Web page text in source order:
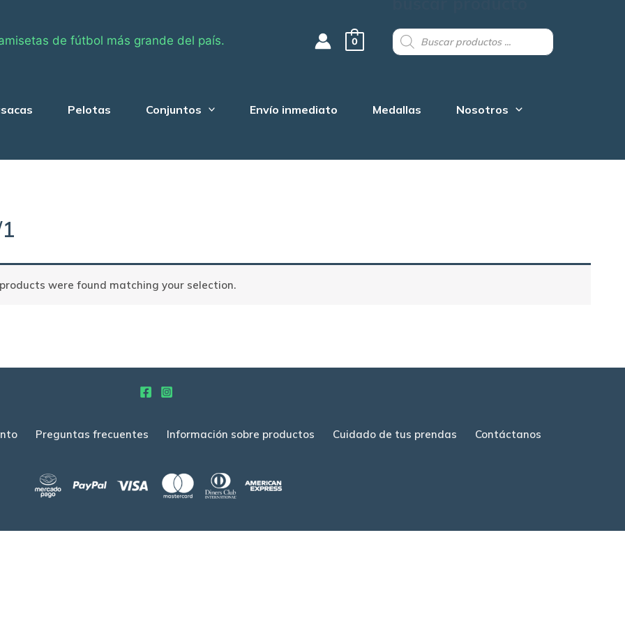
de fútbol más grande del país. 0
Products
search
Pelotas Conjuntos Envío inmediato Medallas Nosotros
were found matching your selection.
Preguntas frecuentes Información sobre productos Cuidado de tus prendas Contáctanos